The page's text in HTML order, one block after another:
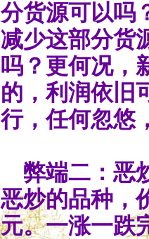
分货源可以吗
减少这部分货
吗？更何况，
的，利润依旧
行，任何忽悠
弊端二：恶
恶炒的品种，
元。一涨一跌